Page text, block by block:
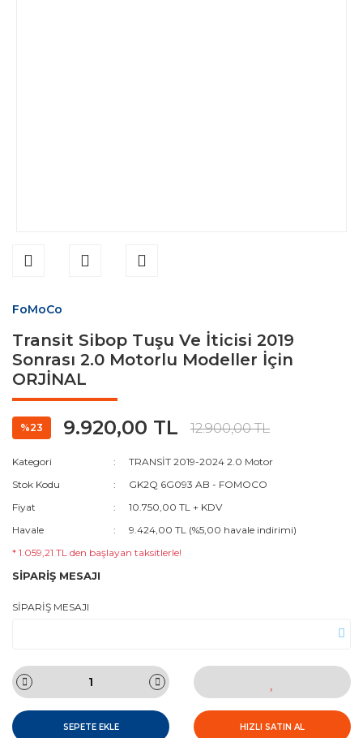
FoMoCo
Transit Sibop Tuşu Ve İticisi 2019
Sonrası 2.0 Motorlu Modeller İçin
ORJİNAL
%23 9.920,00 TL 12.900,00 TL
Kategori
TRANSİT 2019-2024 2.0 Motor
Stok Kodu
GK2Q 6G093 AB - FOMOCO
Fiyat
10.750,00 TL + KDV
Havale
9.424,00 TL (%5,00 havale indirimi)
* 1.059,21 TL den başlayan taksitlerle!
SİPARİŞ MESAJI
SİPARİŞ MESAJI
SEPETE EKLE HIZLI SATIN AL